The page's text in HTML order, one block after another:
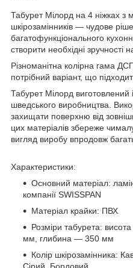
Табурет Мілорд на 4 ніжках з
шкірозамінників — чудове
багатофункціонального
створити необхідні зручності
Різноманітна колірна гама
потрібний варіант, що
Табурет Мілорд
шведського виробництва.
захищати поверхню від
цих матеріалів збереже
вигляд виробу впродовж
Характеристики:
Основний матеріал:
компанії SWISSPAN
Матеріал крайки: ПВХ
Розміри табурета:
мм, глибина — 350 мм
Колір шкірозамінника:
Сірий, Бордовий